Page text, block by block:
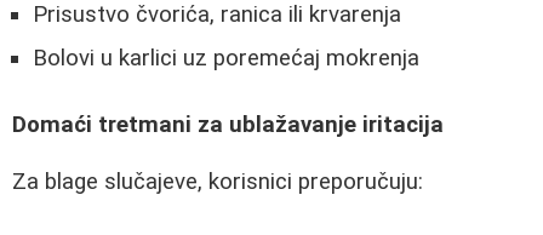
Prisustvo čvorića, ranica ili krvarenja
Bolovi u karlici uz poremećaj mokrenja
Domaći tretmani za ublažavanje iritacija
Za blage slučajeve, korisnici preporučuju: